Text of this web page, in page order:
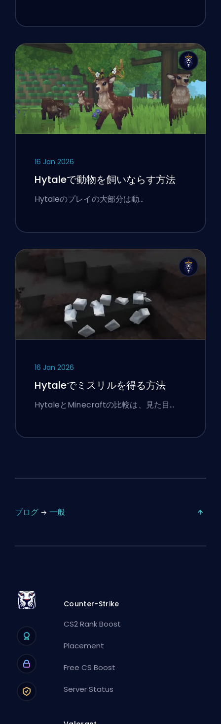
16 Jan 2026
Hytaleで動物を飼いならす方法
Hytaleのプレイの大部分は動…
16 Jan 2026
Hytaleでミスリルを得る方法
HytaleとMinecraftの比較は、見た目…
ブログ 一般
Counter-Strike
CS2 Rank Boost
Placement
Free CS Boost
Server Status